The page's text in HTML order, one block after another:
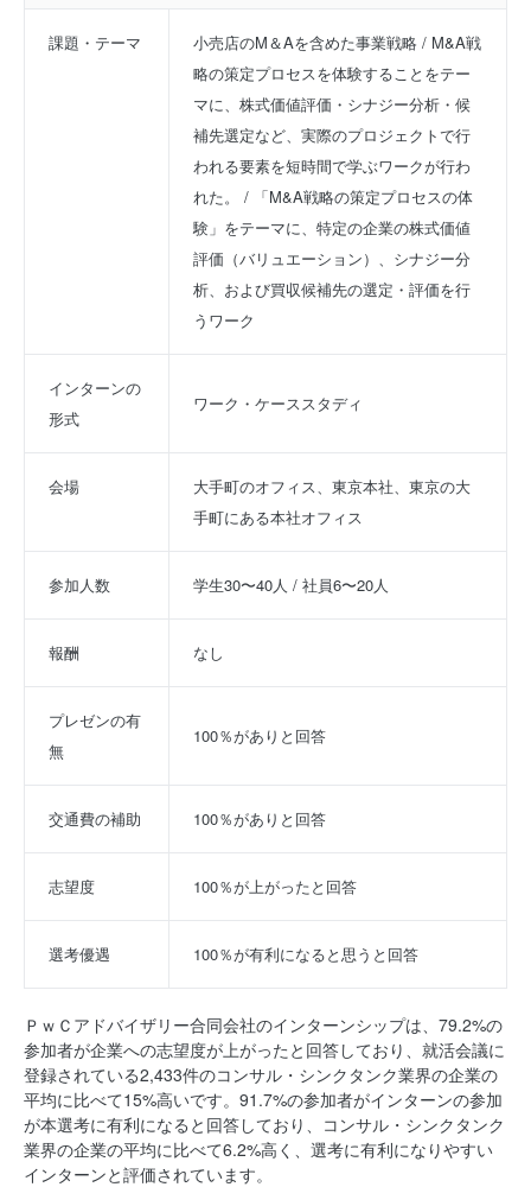
課題・テーマ
小売店のM＆Aを含めた事業戦略 / M&A戦
略の策定プロセスを体験することをテー
マに、株式価値評価・シナジー分析・候
補先選定など、実際のプロジェクトで行
われる要素を短時間で学ぶワークが行わ
れた。 / 「M&A戦略の策定プロセスの体
験」をテーマに、特定の企業の株式価値
評価（バリュエーション）、シナジー分
析、および買収候補先の選定・評価を行
うワーク
インターンの
形式
ワーク・ケーススタディ
会場
大手町のオフィス、東京本社、東京の大
手町にある本社オフィス
参加人数 学生30〜40人 / 社員6〜20人
報酬 なし
プレゼンの有
無
100％がありと回答
交通費の補助 100％がありと回答
志望度 100％が上がったと回答
選考優遇 100％が有利になると思うと回答
ＰｗＣアドバイザリー合同会社のインターンシップは、79.2%の
参加者が企業への志望度が上がったと回答しており、就活会議に
登録されている2,433件のコンサル・シンクタンク業界の企業の
平均に比べて15%高いです。91.7%の参加者がインターンの参加
が本選考に有利になると回答しており、コンサル・シンクタンク
業界の企業の平均に比べて6.2%高く、選考に有利になりやすい
インターンと評価されています。